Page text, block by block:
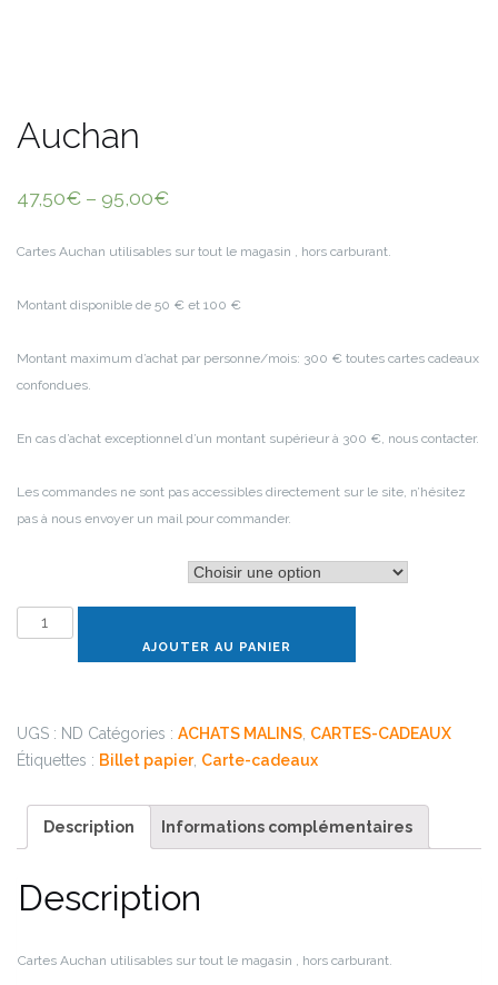
Auchan
47,50€ – 95,00€
Cartes Auchan utilisables sur tout le magasin , hors carburant.
Montant disponible de 50 € et 100 €
Montant maximum d’achat par personne/mois: 300 € toutes cartes cadeaux
confondues.
En cas d’achat exceptionnel d’un montant supérieur à 300 €, nous contacter.
Les commandes ne sont pas accessibles directement sur le site, n’hésitez
pas à nous envoyer un mail pour commander.
quantité
AJOUTER AU PANIER
UGS : ND Catégories : ACHATS MALINS CARTES-CADEAUX
Étiquettes : Billet papier, Carte-cadeaux
Description Informations complémentaires
Description
Cartes Auchan utilisables sur tout le magasin , hors carburant.